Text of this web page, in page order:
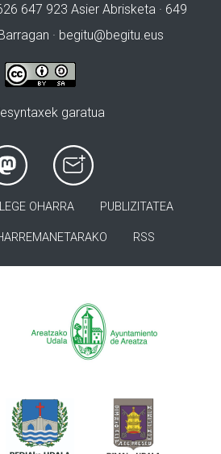
647 923 Asier Abrisketa · 649
· begitu@begitu.eus
garatua
LEGE OHARRA PUBLIZITATEA
RSS